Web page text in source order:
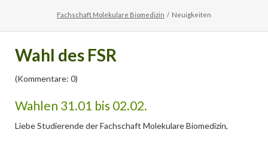
Fachschaft Molekulare Biomedizin Neuigkeiten
Wahl des FSR
(Kommentare: 0)
Wahlen 31.01 bis 02.02.
Liebe Studierende der Fachschaft Molekulare Biomedizin,